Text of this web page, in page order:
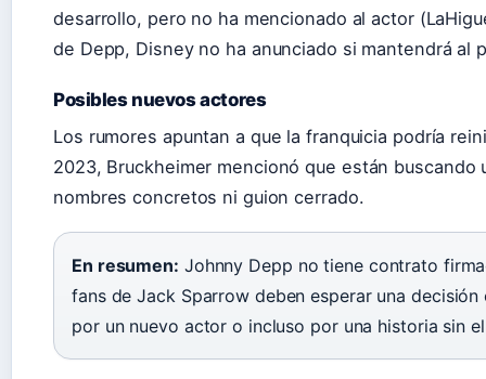
desarrollo, pero no ha mencionado al actor
de Depp, Disney no ha anunciado si mantendrá al
Posibles nuevos actores
Los rumores apuntan a que la franquicia podría
2023, Bruckheimer mencionó que están
nombres concretos ni guion cerrado.
En resumen: Johnny Depp no tiene contrato
fans de Jack Sparrow deben esperar una
por un nuevo actor o incluso por una historia sin